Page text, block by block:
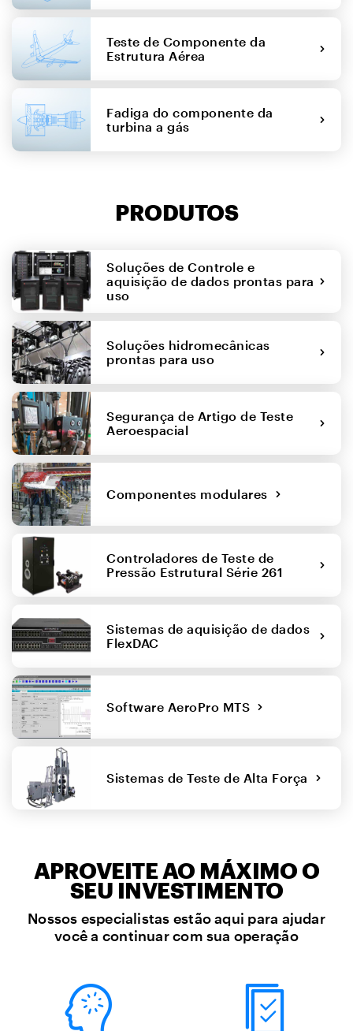
Teste de Componente da
Estrutura Aérea
Fadiga do componente da
turbina a gás
PRODUTOS
Soluções de Controle e
aquisição de dados prontas para
uso
Soluções hidromecânicas
prontas para uso
Segurança de Artigo de Teste
Aeroespacial
Componentes modulares
Controladores de Teste de
Pressão Estrutural Série 261
Sistemas de aquisição de dados
FlexDAC
Software AeroPro MTS
Sistemas de Teste de Alta Força
APROVEITE AO MÁXIMO O
SEU INVESTIMENTO
Nossos especialistas estão aqui para ajudar
você a continuar com sua operação